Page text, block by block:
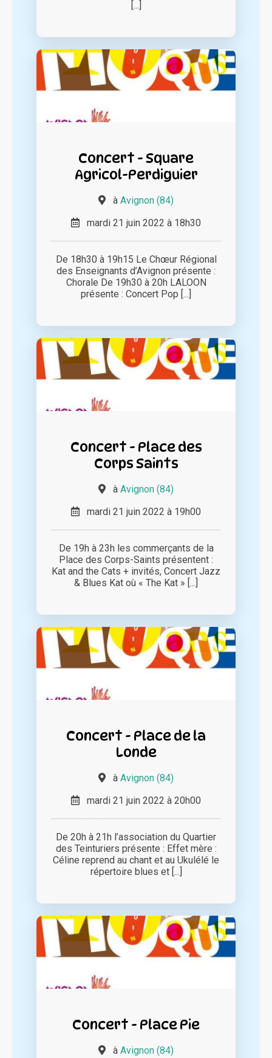
[...]
Concert - Square
Agricol-Perdiguier
à Avignon (84)
mardi 21 juin 2022 à 18h30
De 18h30 à 19h15 Le Chœur Régional
des Enseignants d’Avignon présente :
Chorale De 19h30 à 20h LALOON
présente : Concert Pop [...]
Concert - Place des
Corps Saints
à Avignon (84)
mardi 21 juin 2022 à 19h00
De 19h à 23h les commerçants de la
Place des Corps-Saints présentent :
Kat and the Cats + invités, Concert Jazz
& Blues Kat où « The Kat » [...]
Concert - Place de la
Londe
à Avignon (84)
mardi 21 juin 2022 à 20h00
De 20h à 21h l’association du Quartier
des Teinturiers présente : Effet mère :
Céline reprend au chant et au Ukulélé le
répertoire blues et [...]
Concert - Place Pie
à Avignon (84)